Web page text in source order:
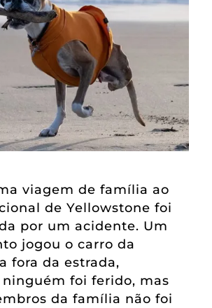
viagem de família ao
de Yellowstone foi
por um acidente. Um
jogou o carro da
fora da estrada,
foi ferido, mas
da família não foi